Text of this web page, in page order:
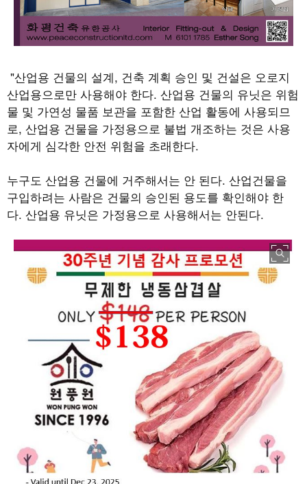
"산업용 건물의 설계, 건축 계획 승인 및 건설은 오로지
산업용으로만 사용해야 한다. 산업용 건물의 유닛은 위험
물 및 가연성 물품 보관을 포함한 산업 활동에 사용되므
로, 산업용 건물을 가정용으로 불법 개조하는 것은 사용
자에게 심각한 안전 위험을 초래한다.
누구도 산업용 건물에 거주해서는 안 된다. 산업건물을
구입하려는 사람은 건물의 승인된 용도를 확인해야 한
다. 산업용 유닛은 가정용으로 사용해서는 안된다.